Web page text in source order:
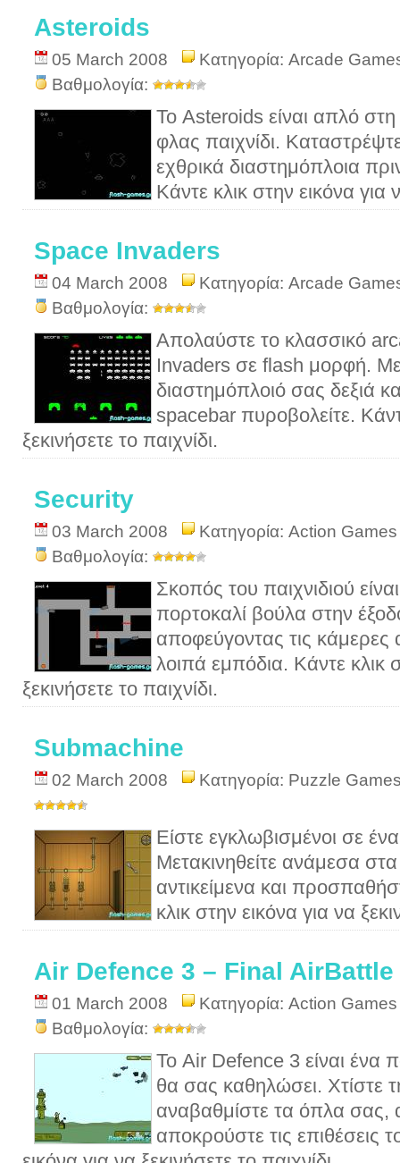
Asteroids
05 March 2008 Κατηγορία: Arcade
Βαθμολογία:
Το Asteroids είναι απλό
φλας παιχνίδι.
εχθρικά διαστημόπλοια
Κάντε κλικ στην εικόνα για
Space Invaders
04 March 2008 Κατηγορία: Arcade
Βαθμολογία:
Απολαύστε το κλασσικό
Invaders σε flash μορφή. Με
διαστημόπλοιό σας δεξιά
spacebar πυροβολείτε.
ξεκινήσετε το παιχνίδι.
Security
03 March 2008 Κατηγορία: Action Games
Βαθμολογία:
Σκοπός του παιχνιδιού
πορτοκαλί βούλα στην
αποφεύγοντας τις κάμερες
λοιπά εμπόδια. Κάντε κλικ
ξεκινήσετε το παιχνίδι.
Submachine
02 March 2008 Κατηγορία: Puzzle
Είστε εγκλωβισμένοι σε
Μετακινηθείτε ανάμεσα
αντικείμενα και
κλικ στην εικόνα για να
Air Defence 3 – Final AirBattle
01 March 2008 Κατηγορία: Action Games
Βαθμολογία:
Το Air Defence 3 είναι ένα
θα σας καθηλώσει. Χτίστε
αναβαθμίστε τα όπλα σας,
αποκρούστε τις επιθέσεις